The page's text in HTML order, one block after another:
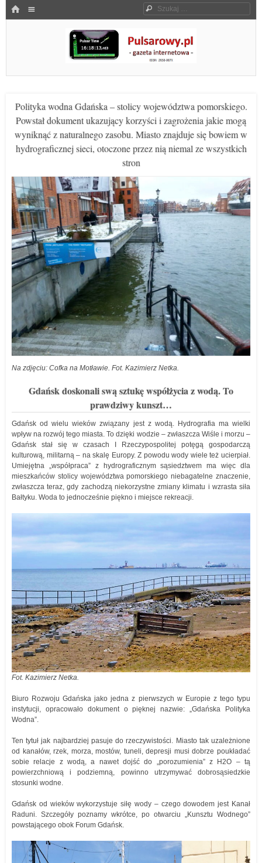
HOME Szukaj
Pulsarowy.pl
Polityka wodna Gdańska – stolicy województwa pomorskiego.
Powstał dokument ukazujący korzyści i zagrożenia jakie mogą
wyniknąć z naturalnego zasobu. Miasto znajduje się bowiem w
hydrograficznej sieci, otoczone przez nią niemal ze wszystkich
stron
Na zdjęciu: Cofka na Motławie. Fot. Kazimierz Netka.
Gdańsk doskonali swą sztukę współżycia z wodą. To
prawdziwy kunszt…
Gdańsk od wielu wieków związany jest z wodą. Hydrografia ma wielki
wpływ na rozwój tego miasta. To dzięki wodzie – zwłaszcza Wiśle i morzu –
Gdańsk stał się w czasach I Rzeczypospolitej potęgą gospodarczą
kulturową, militarną – na skalę Europy. Z powodu wody wiele też ucierpiał.
Umiejętna „współpraca” z hydrograficznym sąsiedztwem ma więc dla
mieszkańców stolicy województwa pomorskiego niebagatelne znaczenie,
zwłaszcza teraz, gdy zachodzą niekorzystne zmiany klimatu i wzrasta siła
Bałtyku. Woda to jednocześnie piękno i miejsce rekreacji.
Fot. Kazimierz Netka.
Biuro Rozwoju Gdańska jako jedna z pierwszych w Europie z tego typu
instytucji, opracowało dokument o pięknej nazwie: „Gdańska Polityka
Wodna”.
Ten tytuł jak najbardziej pasuje do rzeczywistości. Miasto tak uzależnione
od kanałów, rzek, morza, mostów, tuneli, depresji musi dobrze poukładać
sobie relacje z wodą, a nawet dojść do „porozumienia” z H2O – tą
powierzchniową i podziemną, powinno utrzymywać dobrosąsiedzkie
stosunki wodne.
Gdańsk od wieków wykorzystuje siłę wody – czego dowodem jest Kanał
Raduni. Szczegóły poznamy wkrótce, po otwarciu „Kunsztu Wodnego”
powstającego obok Forum Gdańsk.